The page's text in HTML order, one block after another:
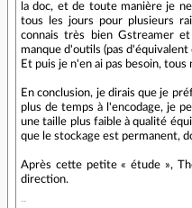
la doc, et de toute manière je
tous les jours pour plusieurs
connais très bien Gstreamer
manque d'outils (pas
Et puis je n'en ai pas besoin,
En conclusion, je dirais que je
plus de temps à l'encodage, je
une taille plus faible à qualité
que le stockage est permanent,
Après cette petite « étude »,
direction.